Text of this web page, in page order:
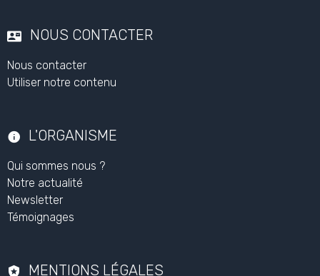
NOUS CONTACTER
Nous contacter
Utiliser notre contenu
L'ORGANISME
Qui sommes nous ?
Notre actualité
Newsletter
Témoignages
MENTIONS LÉGALES